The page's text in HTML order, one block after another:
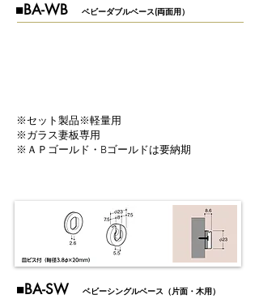
​■BA-WB ベビーダブルベース(両面用）
※セット製品※軽量用
※ガラス妻板専用
※ＡＰゴールド・Bゴールドは要納期
​■BA-SW ベビーシングルベース（片面・木用）